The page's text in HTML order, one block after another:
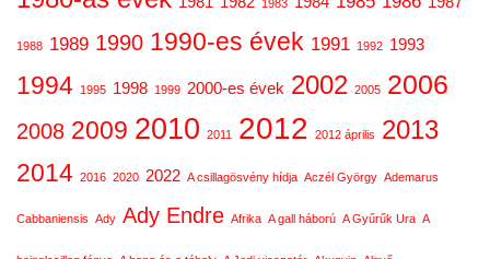
1983
1988 1989 1990 1990-es évek 1991 1992 1993
1994 1995 1998 1999 2000-es évek 2002 2005 2006
2008 2009 2010 2011 2012 2012 április 2013
2014 2016 2020 2022 A csillagösvény hídja Aczél György Ademarus
Cabbaniensis Ady Ady Endre Afrika A gall háború A Gyűrűk Ura A